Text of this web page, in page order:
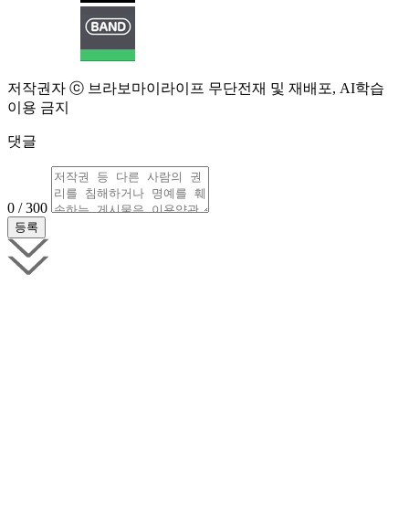
저작권자 ⓒ 브라보마이라이프 무단전재 및 재배포, AI학습
이용 금지
댓글
0 / 300